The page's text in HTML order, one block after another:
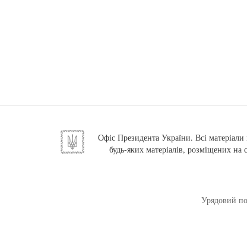
Офіс Президента України. Всі
будь-яких матеріалів, розміщених на
Урядовий